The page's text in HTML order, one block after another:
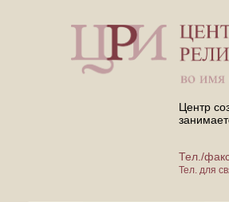
Центр
Тел./
Тел. для